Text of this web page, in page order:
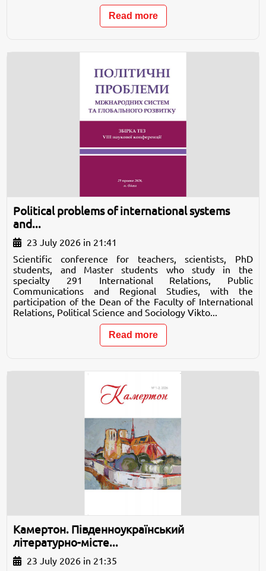
Read more
Political problems of international systems
and...
23 July 2026 in 21:41
Scientific conference for teachers, scientists, PhD
students, and Master students who study in the
specialty 291 International Relations, Public
Communications and Regional Studies, with the
participation of the Dean of the Faculty of International
Relations, Political Science and Sociology Vikto...
Read more
Камертон. Південноукраїнський
літературно-місте...
23 July 2026 in 21:35